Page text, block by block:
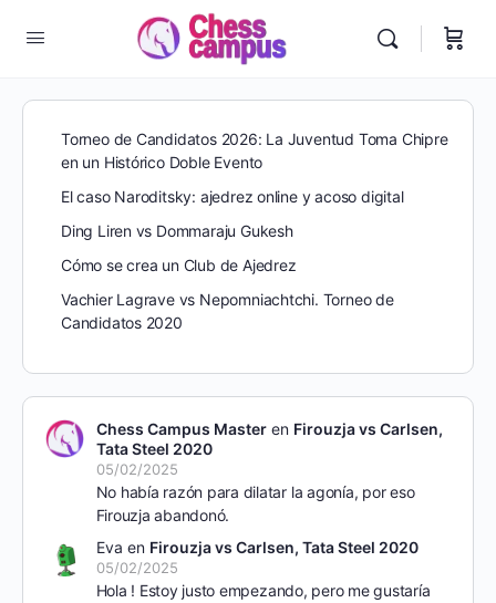
Torneo de Candidatos 2026: La Juventud Toma Chipre
en un Histórico Doble Evento
El caso Naroditsky: ajedrez online y acoso digital
Ding Liren vs Dommaraju Gukesh
Cómo se crea un Club de Ajedrez
Vachier Lagrave vs Nepomniachtchi. Torneo de
Candidatos 2020
Chess Campus Masteren Firouzja vs Carlsen,
Tata Steel 2020
05/02/2025
No había razón para dilatar la agonía, por eso
Firouzja abandonó.
Eva en Firouzja vs Carlsen, Tata Steel 2020
05/02/2025
Hola ! Estoy justo empezando, pero me gustaría